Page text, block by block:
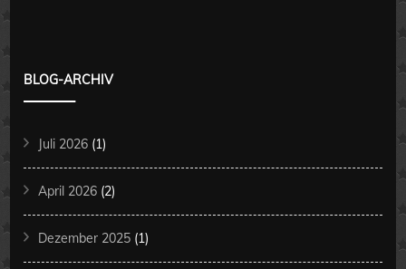
BLOG-ARCHIV
Juli 2026 (1)
April 2026 (2)
Dezember 2025 (1)